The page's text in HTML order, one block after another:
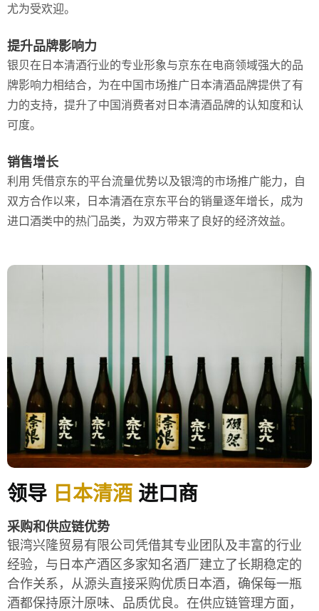
尤为受欢迎。
提升品牌影响力
银贝在日本清酒行业的专业形象与京东在电商领域强大的品
牌影响力相结合，为在中国市场推广日本清酒品牌提供了有
力的支持，提升了中国消费者对日本清酒品牌的认知度和认
可度。
销售增长
利用 凭借京东的平台流量优势以及银湾的市场推广能力，自
双方合作以来，日本清酒在京东平台的销量逐年增长，成为
进口酒类中的热门品类，为双方带来了良好的经济效益。
领导 日本清酒 进口商
采购和供应链优势
银湾兴隆贸易有限公司凭借其专业团队及丰富的行业
经验，与日本产酒区多家知名酒厂建立了长期稳定的
合作关系，从源头直接采购优质日本酒，确保每一瓶
酒都保持原汁原味、品质优良。在供应链管理方面，